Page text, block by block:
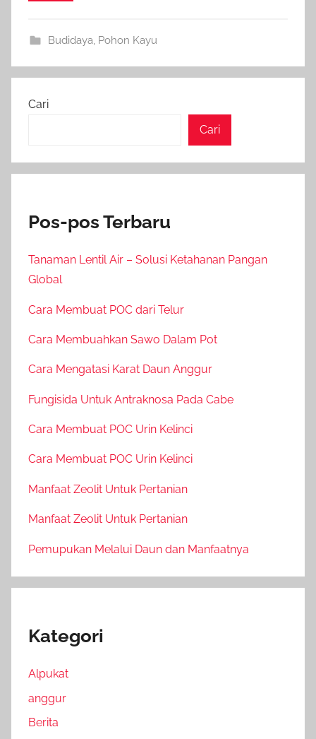
Budidaya Pohon Kayu
Cari
Cari
Pos-pos Terbaru
Tanaman Lentil Air – Solusi Ketahanan Pangan
Global
Cara Membuat POC dari Telur
Cara Membuahkan Sawo Dalam Pot
Cara Mengatasi Karat Daun Anggur
Fungisida Untuk Antraknosa Pada Cabe
Cara Membuat POC Urin Kelinci
Cara Membuat POC Urin Kelinci
Manfaat Zeolit Untuk Pertanian
Manfaat Zeolit Untuk Pertanian
Pemupukan Melalui Daun dan Manfaatnya
Kategori
Alpukat
anggur
Berita